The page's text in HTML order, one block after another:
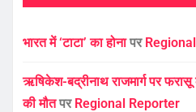
भारत में ‘टाटा’ का होनापर
ऋषिकेश-बद्रीनाथ राजमार्ग पर
की मौतपर Regional Reporter